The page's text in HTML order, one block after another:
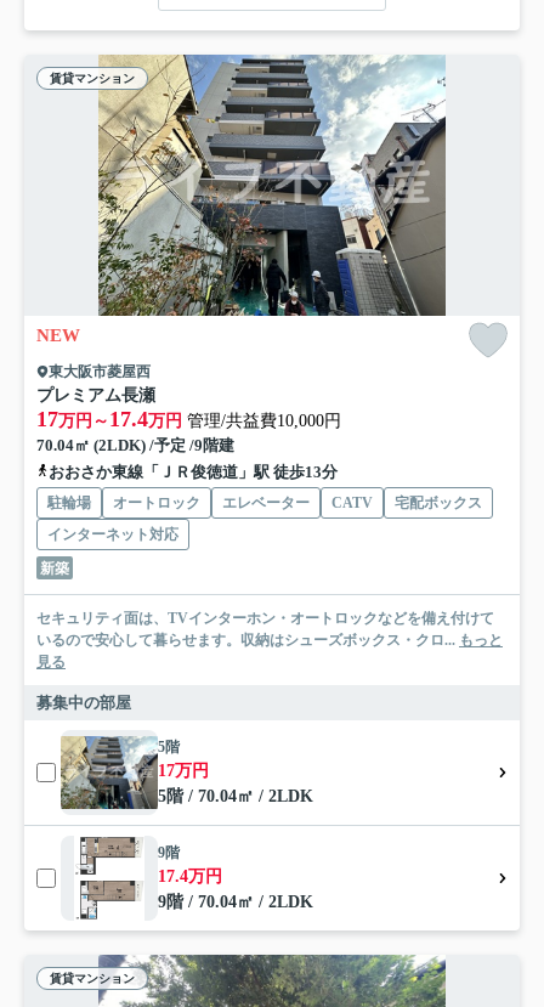
賃貸マンション
NEW
東大阪市菱屋西
プレミアム長瀬
17万円～ 17.4万円 管理/共益費10,000円
70.04㎡ (2LDK) /予定 /9階建
おおさか東線「ＪＲ俊徳道」駅 徒歩13分
駐輪場 オートロック エレベーター CATV
宅配ボックス
インターネット対応
新築
セキュリティ面は、TVインターホン・オートロックなどを備え付けて
いるので安心して暮らせます。収納はシューズボックス・クロ... もっと
見る
募集中の部屋
5階
17万円
5階 / 70.04㎡ / 2LDK
9階
17.4万円
9階 / 70.04㎡ / 2LDK
賃貸マンション